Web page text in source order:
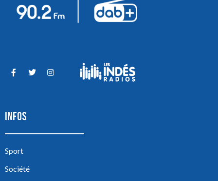
INFOS
Sport
Société